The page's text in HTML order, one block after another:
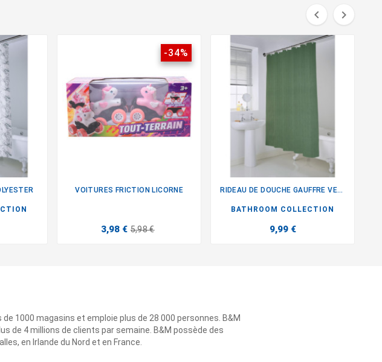
 
-34%
VOITURES FRICTION LICORNE
3,98 € 5,98 €
RIDEAU DE DOUCHE GAUFFRE VERT
BATHROOM COLLECTION
9,99 €
1000 magasins et emploie plus de 28 000 personnes. B&M
de 4 millions de clients par semaine. B&M possède des
en Irlande du Nord et en France.